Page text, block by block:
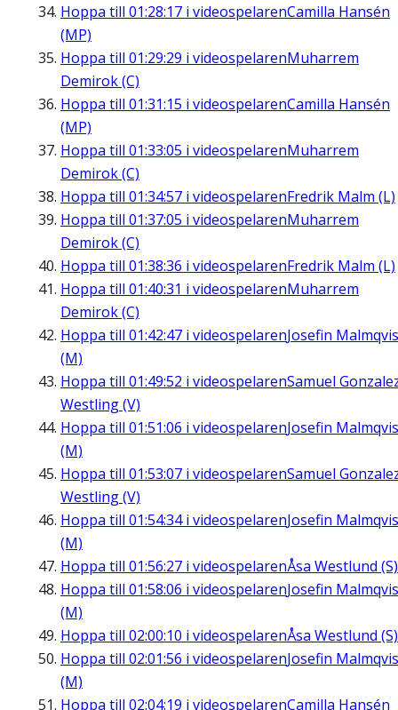
Hoppa till 01:28:17 i videospelarenCamilla Hansén
(MP)
Hoppa till 01:29:29 i videospelarenMuharrem
Demirok (C)
Hoppa till 01:31:15 i videospelarenCamilla Hansén
(MP)
Hoppa till 01:33:05 i videospelarenMuharrem
Demirok (C)
Hoppa till 01:34:57 i videospelarenFredrik Malm (L)
Hoppa till 01:37:05 i videospelarenMuharrem
Demirok (C)
Hoppa till 01:38:36 i videospelarenFredrik Malm (L)
Hoppa till 01:40:31 i videospelarenMuharrem
Demirok (C)
Hoppa till 01:42:47 i videospelarenJosefin
(M)
Hoppa till 01:49:52 i videospelarenSamuel
Westling (V)
Hoppa till 01:51:06 i videospelarenJosefin
(M)
Hoppa till 01:53:07 i videospelarenSamuel
Westling (V)
Hoppa till 01:54:34i videospelarenJosefin
(M)
Hoppa till 01:56:27 i videospelarenÅsa Westlund (S)
Hoppa till 01:58:06 i videospelarenJosefin
(M)
Hoppa till 02:00:10 i videospelarenÅsa Westlund (S)
Hoppa till 02:01:56 i videospelarenJosefin
(M)
Hoppa till 02:04:19 i videospelarenCamilla Hansén